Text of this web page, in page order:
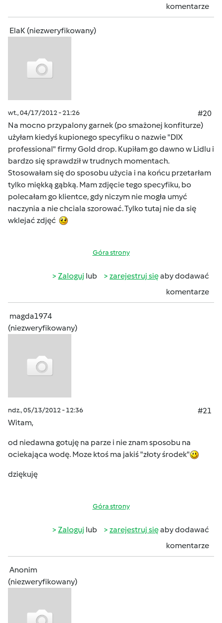
komentarze
ElaK (niezweryfikowany)
wt., 04/17/2012 - 21:26
#20
Na mocno przypalony garnek (po smażonej konfiturze)
użyłam kiedyś kupionego specyfiku o nazwie "DIX
professional" firmy Gold drop. Kupiłam go dawno w Lidlu i
bardzo się sprawdził w trudnych momentach.
Stosowałam się do sposobu użycia i na końcu przetarłam
tylko miękką gąbką. Mam zdjęcie tego specyfiku, bo
polecałam go klientce, gdy niczym nie mogła umyć
naczynia a nie chciala szorować. Tylko tutaj nie da się
wklejać zdjęć
Góra strony
Zaloguj lub zarejestruj sięaby dodawać
komentarze
magda1974
(niezweryfikowany)
ndz., 05/13/2012 - 12:36
#21
Witam,
od niedawna gotuję na parze i nie znam sposobu na
ociekająca wodę. Moze ktoś ma jakiś "złoty środek"
dziękuję
Góra strony
Zaloguj lub zarejestruj sięaby dodawać
komentarze
Anonim
(niezweryfikowany)